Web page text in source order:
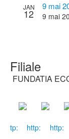
JAN
12
9 mai
9 mai
Filiale
FUNDATIA